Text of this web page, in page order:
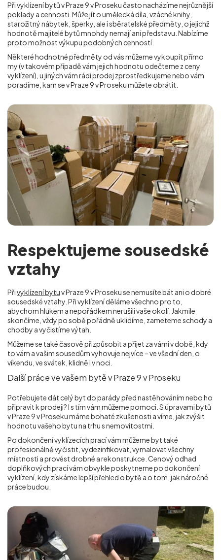
Při vyklízení bytů v Praze 9 v Proseku často nacházíme nejrůznější
poklady a cennosti. Může jít o umělecká díla, vzácné knihy,
starožitný nábytek, šperky, ale i sběratelské předměty, o jejichž
hodnotě majitelé bytů mnohdy nemají ani představu. Nabízíme
proto možnost výkupu podobných cenností.
Některé hodnotné předměty od vás můžeme vykoupit přímo
my (v takovém případě vám jejich hodnotu odečteme z ceny
vyklízení), u jiných vám rádi prodej zprostředkujeme nebo vám
poradíme, kam sev Praze 9 v Prosekumůžete obrátit.
Respektujeme sousedské
vztahy
Přivyklízení bytuv Praze 9 v Proseku se nemusíte bát ani o dobré
sousedské vztahy. Při vyklízení děláme všechno pro to,
abychom hlukem a nepořádkem nerušili vaše okolí. Jakmile
skončíme, vždy po sobě pořádně uklidíme, zameteme schody a
chodby a vyčistíme výtah.
Můžeme se také časově přizpůsobit a přijet za vámi v době, kdy
to vám a vašim sousedům vyhovuje nejvíce – ve všední den, o
víkendu, ve svátek, klidně i v noci.
Další práce ve vašem bytě v Praze 9 v Proseku
Potřebujete dát celý byt do parády před nastěhováním nebo ho
připravit k prodeji? I s tím vám můžeme pomoci. S úpravami bytů
v Praze 9 v Proseku máme bohaté zkušenosti a víme, jak zvýšit
hodnotu vašeho bytu na trhu s nemovitostmi.
Po dokončení vyklízecích prací vám můžeme byt také
profesionálně vyčistit, vydezinfikovat, vymalovat všechny
místnosti a provést drobné a rekonstrukce. Cenový odhad
doplňkových prací vám obvykle poskytneme po dokončení
vyklízení, kdy získáme lepší přehled o bytě a o tom, jak náročné
práce budou.